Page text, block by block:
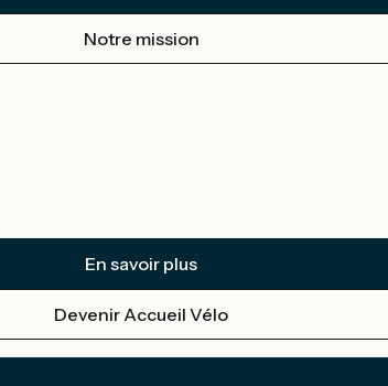
Notre mission
En savoir plus
Devenir Accueil Vélo